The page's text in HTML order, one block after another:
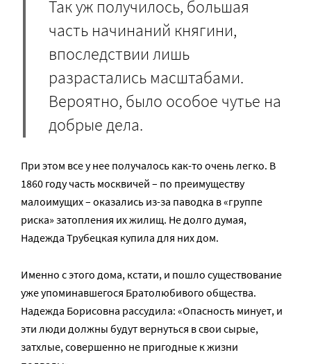
Так уж получилось, большая
часть начинаний княгини,
впоследствии лишь
разрастались масштабами.
Вероятно, было особое чутье на
добрые дела.
При этом все у нее получалось как-то очень легко. В
1860 году часть москвичей – по преимуществу
малоимущих – оказались из-за паводка в «группе
риска» затопления их жилищ. Не долго думая,
Надежда Трубецкая купила для них дом.
Именно с этого дома, кстати, и пошло существование
уже упоминавшегося Братолюбивого общества.
Надежда Борисовна рассудила: «Опасность минует, и
эти люди должны будут вернуться в свои сырые,
затхлые, совершенно не пригодные к жизни